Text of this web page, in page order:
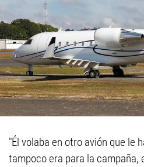
"Él volaba en otro avión que le
tampoco era para la campaña,